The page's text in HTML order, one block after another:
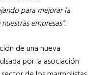
para mejorar la
empresas”.
de una nueva
por la asociación